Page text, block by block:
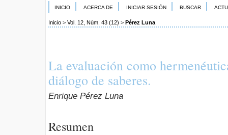
INICIO ACERCA DE INICIAR SESIÓN BUSCAR
Inicio > Vol. 12, Núm. 43 (12) > Pérez Luna
La evaluación como
diálogo de saberes.
Enrique Pérez Luna
Resumen